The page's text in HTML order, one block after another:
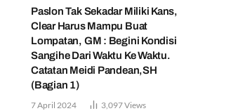
Paslon Tak Sekadar Miliki Kans,
Clear Harus Mampu Buat
Lompatan, GM : Begini Kondisi
Sangihe Dari Waktu Ke Waktu.
Catatan Meidi Pandean,SH
(Bagian 1)
7 April 2024 3,097Views